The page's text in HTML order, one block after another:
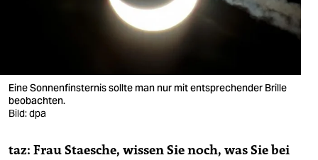
veranstaltungen
shop
fragen & hilfe
Eine Sonnenfinsternis sollte man nur mit entsprechender Brille
beobachten.
Bild: dpa
taz: Frau Staesche, wissen Sie noch, was Sie bei